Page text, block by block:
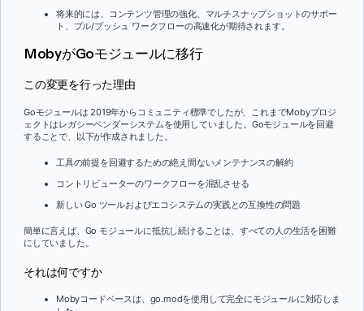
将来的には、コンテンツ管理の強化、マルチスナップショットのサポー
ト、プル/プッシュ ワークフローの高速化が期待されます。
MobyがGoモジュールに移行
この変更を行った理由
Goモジュールは 2019年からコミュニティ標準でしたが、これまでMobyプロジ
ェクトはレガシーベンダーシステムを使用していました。Goモジュールを回避
することで、以下が作成されました。
工具の前提を回避するための絶え間ないメンテナンスの解約
コントリビューターのワークフローを混乱させる
新しい Go ツールおよびエコシステムの実践との互換性の問題
簡単に言えば、Go モジュールに抵抗し続けることは、すべての人の生活を困難
にしていました。
それは何ですか
Mobyコードベースは、go.modを使用して完全にモジュールに対応しま